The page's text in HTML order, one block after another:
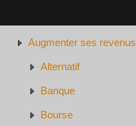
Augmenter ses revenus
Alternatif
Banque
Bourse